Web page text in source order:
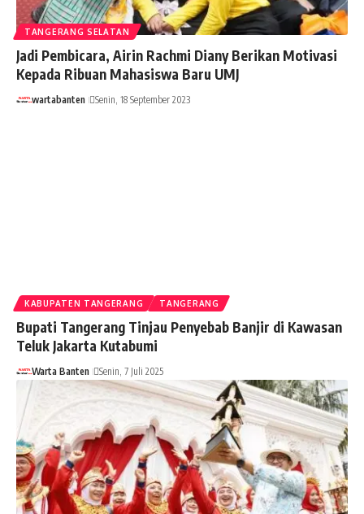
TANGERANG SELATAN
Jadi Pembicara, Airin Rachmi Diany Berikan Motivasi
Kepada Ribuan Mahasiswa Baru UMJ
wartabanten Senin, 18 September 2023
KABUPATEN TANGERANG TANGERANG
Bupati Tangerang Tinjau Penyebab Banjir di Kawasan
Teluk Jakarta Kutabumi
Warta Banten Senin, 7 Juli 2025